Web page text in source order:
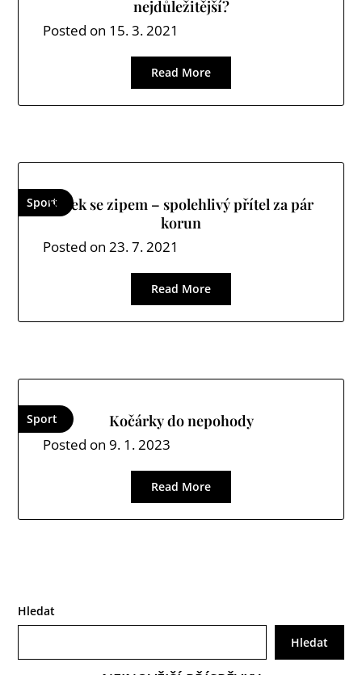
nejdůležitější?
Posted on 15. 3. 2021
Read More
SportSáček se zipem – spolehlivý přítel za pár
korun
Posted on23. 7. 2021
Read More
Sport Kočárky do nepohody
Posted on9. 1. 2023
Read More
Hledat
Hledat